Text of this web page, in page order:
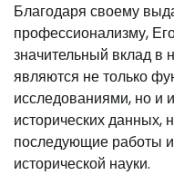
Благодаря своему
профессионализму,
значительный вклад в
являются не только
исследованиями, но и
исторических данных,
последующие работы и
исторической науки.